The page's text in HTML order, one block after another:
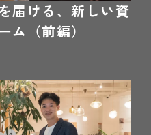
届ける、新しい資
ム（前編）